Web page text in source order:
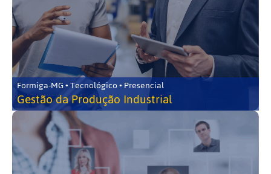
Formiga-MG • Tecnológico • Presencial
Gestão da Produção Industrial